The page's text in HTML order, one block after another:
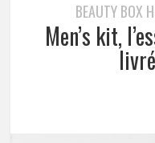
BEAUTY BOX
Men’s kit,